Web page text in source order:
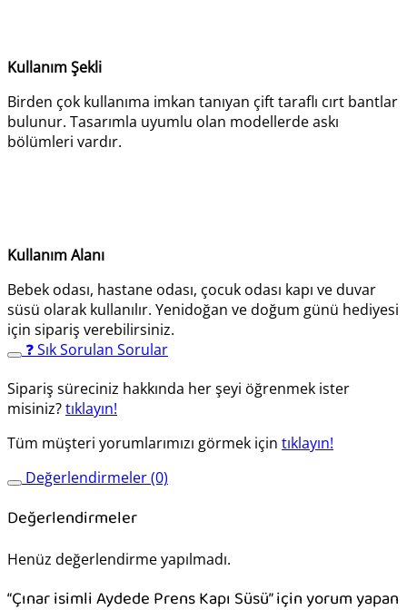
Kullanım Şekli
Birden çok kullanıma imkan tanıyan çift taraflı cırt bantlar
bulunur. Tasarımla uyumlu olan modellerde askı
bölümleri vardır.
Kullanım Alanı
Bebek odası, hastane odası, çocuk odası kapı ve duvar
süsü olarak kullanılır. Yenidoğan ve doğum günü hediyesi
için sipariş verebilirsiniz.
❓ Sık Sorulan Sorular
Sipariş süreciniz hakkında her şeyi öğrenmek ister
misiniz?tıklayın!
Tüm müşteri yorumlarımızı görmek için tıklayın!
Değerlendirmeler (0)
Değerlendirmeler
Henüz değerlendirme yapılmadı.
“Çınar isimli Aydede Prens Kapı Süsü” için yorum yapan